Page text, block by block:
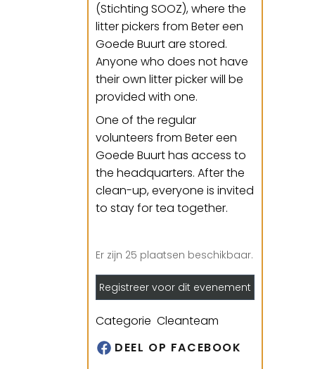
(Stichting SOOZ), where the
litter pickers from Beter een
Goede Buurt are stored.
Anyone who does not have
their own litter picker will be
provided with one.
One of the regular
volunteers from Beter een
Goede Buurt has access to
the headquarters. After the
clean-up, everyone is invited
to stay for tea together.
Er zijn 25 plaatsen beschikbaar.
Registreer voor dit evenement
Categorie Cleanteam
DEEL OP FACEBOOK